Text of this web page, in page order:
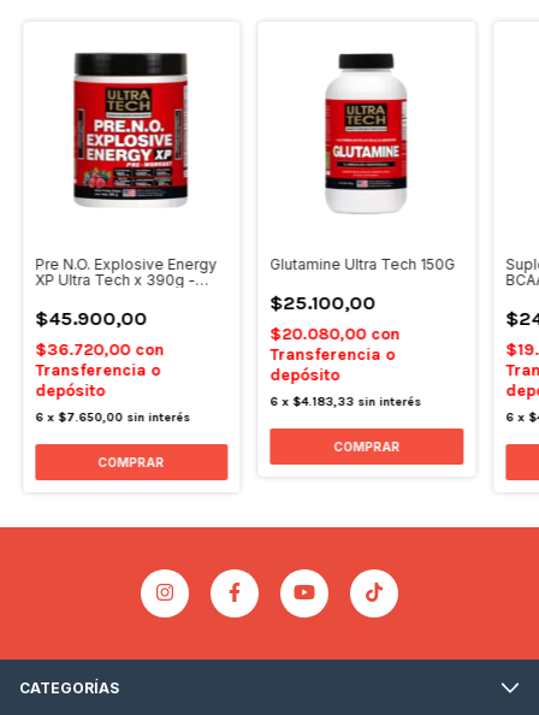
Pre N.O. Explosive Energy
XP Ultra Tech x 390g -
$45.900,00
$36.720,00 con
Transferencia o
depósito
6 x $7.650,00 sin interés
Glutamine Ultra Tech 150G
$25.100,00
$20.080,00 con
Transferencia o
depósito
6 x$4.183,33 sin interés
6 x
CATEGORÍAS